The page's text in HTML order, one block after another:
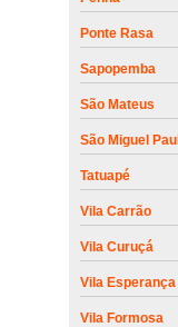
Ponte Rasa
Sapopemba
São Mateus
São Miguel
Tatuapé
Vila Carrão
Vila Curuçá
Vila Esperança
Vila Formosa